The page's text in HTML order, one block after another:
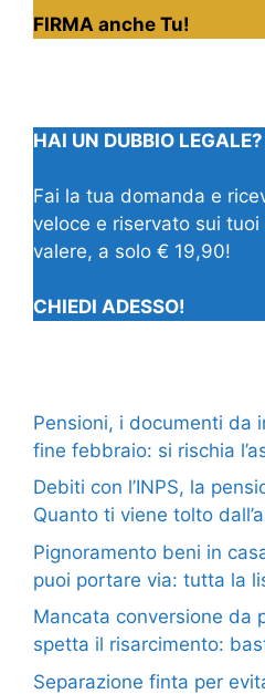
FIRMA anche Tu!
HAI UN DUBBIO LEGALE?
Fai la tua domanda e
veloce e riservato sui
valere, a solo € 19,90!
CHIEDI ADESSO!
Pensioni, i documenti da
fine febbraio: si rischia
Debiti con l’INPS, la
Quanto ti viene tolto
Pignoramento beni in
puoi portare via: tutta la
Mancata conversione da
spetta il risarcimento:
Separazione finta per